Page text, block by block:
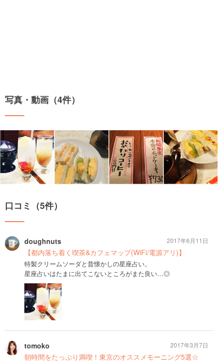
写真・動画（4件）
口コミ（5件）
doughnuts
【都内落ち着く喫茶&カフェマップ(WiFi/電源アリ)】
特製クリームソーダと昔懐かしの星座占い。
星座占いはたまに出てこないところがまた良い…◎
2017年6月11日
tomoko
朝時間をたっぷり満喫！東京のオススメモーニング5選☆
2017年3月7日